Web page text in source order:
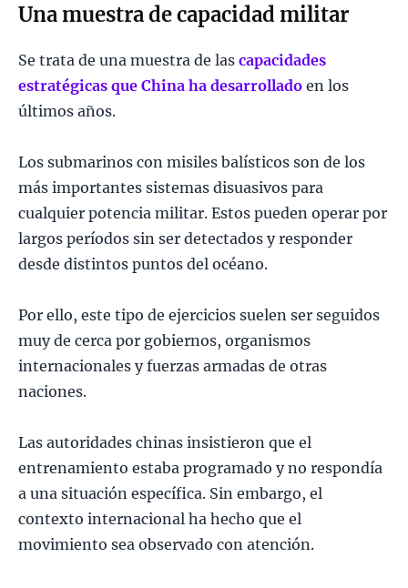
Una muestra de capacidad militar
Se trata de una muestra de las capacidades
estratégicas que China ha desarrollado en los
últimos años.
Los submarinos con misiles balísticos son de los
más importantes sistemas disuasivos para
cualquier potencia militar. Estos pueden operar por
largos períodos sin ser detectados y responder
desde distintos puntos del océano.
Por ello, este tipo de ejercicios suelen ser seguidos
muy de cerca por gobiernos, organismos
internacionales y fuerzas armadas de otras
naciones.
Las autoridades chinas insistieron que el
entrenamiento estaba programado y no respondía
a una situación específica. Sin embargo, el
contexto internacional ha hecho que el
movimiento sea observado con atención.